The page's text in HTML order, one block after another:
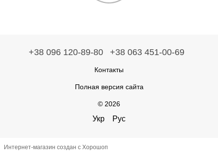
+38 096 120-89-80 +38 063 451-00-69
Контакты
Полная версия сайта
© 2026
Укр Рус
Интернет-магазин создан с Хорошоп